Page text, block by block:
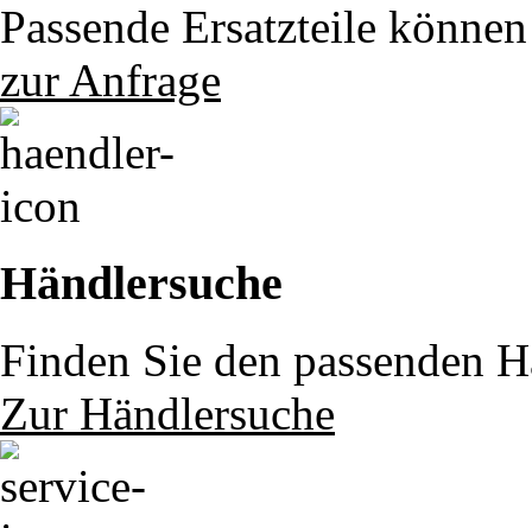
Passende Ersatzteile
zur Anfrage
Händlersuche
Finden Sie den passenden
Zur Händlersuche